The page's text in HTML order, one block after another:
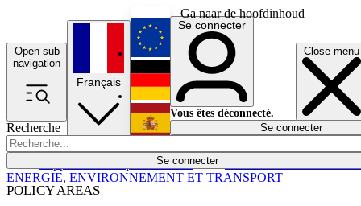
Ga naar de hoofdinhoud
Open sub
navigation
Close menu
Recherche
Se connecter
POLICY AREAS
Économie
Français
English
Deutsch
Español
Se connecter
Vous êtes déconnecté.
Se connecter
ENERGIE, ENVIRONNEMENT ET TRANSPORT